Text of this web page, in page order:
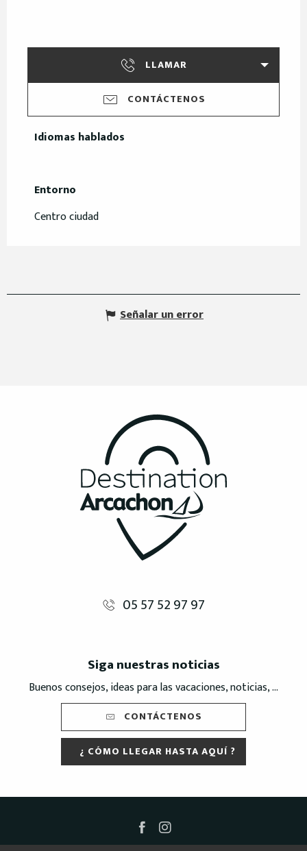
LLAMAR
CONTÁCTENOS
Idiomas hablados
Idiomas hablados
Entorno
Entorno
Centro ciudad
Señalar un error
05 57 52 97 97
Siga nuestras noticias
Buenos consejos, ideas para las vacaciones, noticias, ...
CONTÁCTENOS
¿ CÓMO LLEGAR HASTA AQUÍ ?